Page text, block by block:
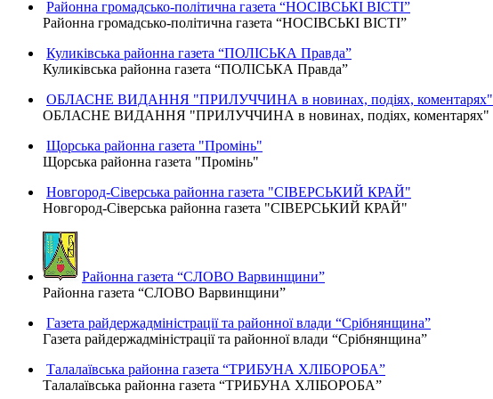
Районна громадсько-політична газета “НОСІВСЬКІ ВІСТІ”
Районна громадсько-політична газета “НОСІВСЬКІ ВІСТІ”
Куликівська районна газета “ПОЛІСЬКА Правда”
Куликівська районна газета “ПОЛІСЬКА Правда”
ОБЛАСНЕ ВИДАННЯ "ПРИЛУЧЧИНА в новинах, подіях, коментарях"
ОБЛАСНЕ ВИДАННЯ "ПРИЛУЧЧИНА в новинах, подіях, коментарях"
Щорська районна газета "Промінь"
Щорська районна газета "Промінь"
Новгород-Сіверська районна газета "СІВЕРСЬКИЙ КРАЙ"
Новгород-Сіверська районна газета "СІВЕРСЬКИЙ КРАЙ"
Районна газета “СЛОВО Варвинщини”
Районна газета “СЛОВО Варвинщини”
Газета райдержадміністрації та районної влади “Срібнянщина”
Газета райдержадміністрації та районної влади “Срібнянщина”
Талалаївська районна газета “ТРИБУНА ХЛІБОРОБА”
Талалаївська районна газета “ТРИБУНА ХЛІБОРОБА”